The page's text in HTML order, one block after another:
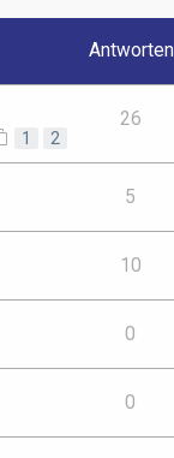
Antworten
1 2
26
5
10
0
0